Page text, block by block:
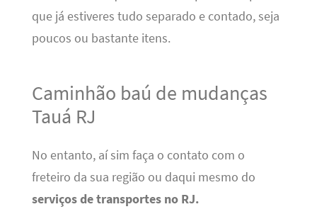
que já estiveres tudo separado e contado, seja
poucos ou bastante itens.
Caminhão baú de mudanças
Tauá RJ
No entanto, aí sim faça o contato com o
freteiro da sua região ou daqui mesmo do
serviços de transportes no RJ.